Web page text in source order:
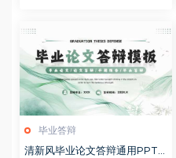
毕业答辩
清新风毕业论文答辩通用PPT